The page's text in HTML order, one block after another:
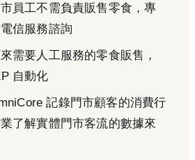
市員工不需負責販售零食，專
信服務諮詢
來需要人工服務的零食販售，
自動化
記錄門市顧客的消費行
了解實體門市客流的數據來